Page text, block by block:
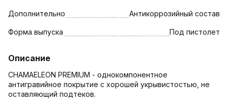
Дополнительно Антикоррозийный состав
Форма выпуска Под пистолет
Описание
CHAMAELEON PREMIUM - однокомпонентное
антигравийное покрытие с хорошей укрывистостью, не
оставляющий подтеков.